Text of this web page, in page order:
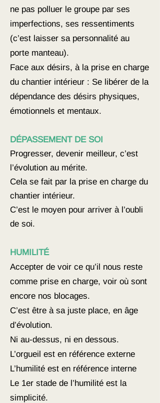
ne pas polluer le groupe par ses
imperfections, ses ressentiments
(c’est laisser sa personnalité au
porte manteau).
Face aux désirs, à la prise en charge
du chantier intérieur : Se libérer de la
dépendance des désirs physiques,
émotionnels et mentaux.
DÉPASSEMENT DE SOI
Progresser, devenir meilleur, c’est
l’évolution au mérite.
Cela se fait par la prise en charge du
chantier intérieur.
C’est le moyen pour arriver à l’oubli
de soi.
HUMILITÉ
Accepter de voir ce qu’il nous reste
comme prise en charge, voir où sont
encore nos blocages.
C’est être à sa juste place, en âge
d’évolution.
Ni au-dessus, ni en dessous.
L’orgueil est en référence externe
L’humilité est en référence interne
Le 1er stade de l’humilité est la
simplicité.